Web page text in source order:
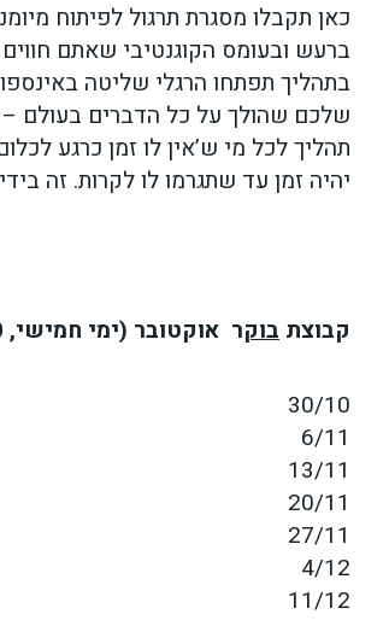
כאן תקבלו מסגרת תרגול לפיתוח
ברעש ובעומס הקוגנטיבי שאתם חווים
בתהליך תפתחו הרגלי שליטה
שלכם שהולך על כל הדברים בעולם
תהליך לכל מי ש’אין לו זמן כרגע
יהיה זמן עד שתגרמו לו לקרות. זה
קבוצת בוקר אוקטובר (ימי חמישי, 09:00-11:00)
30/10
6/11
13/11
20/11
27/11
4/12
11/12